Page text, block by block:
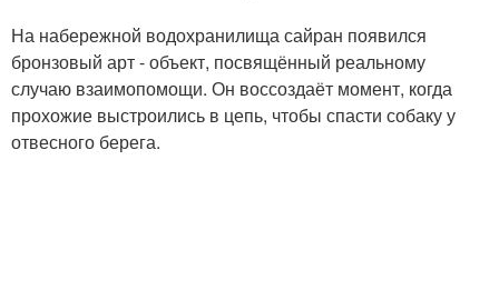
На набережной водохранилища сайран появился
бронзовый арт - объект, посвящённый реальному
случаю взаимопомощи. Он воссоздаёт момент, когда
прохожие выстроились в цепь, чтобы спасти собаку у
отвесного берега.